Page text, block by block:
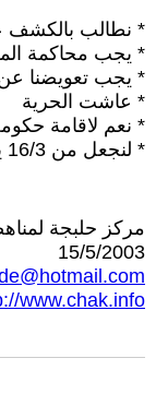
* نطالب بالكشف عن
* يجب محاكمة
* يجب تعويضنا عن
* عاشت الحرية
* نعم لاقامة
* لنجعل من 16/3 يوما عالميا لمنع الاسلحة الكيمياوية
مركز حلبجة
15/5/2003
www.chak.info/